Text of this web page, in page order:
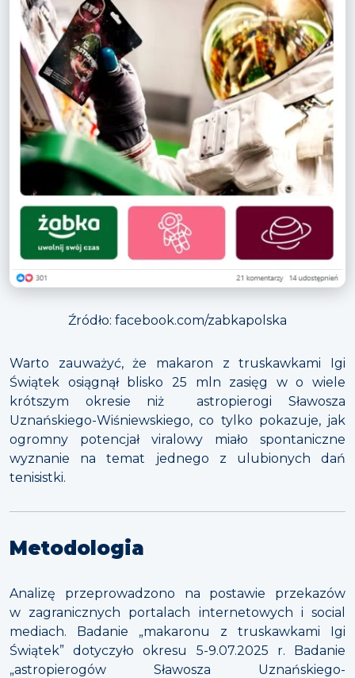
Źródło: facebook.com/zabkapolska
Warto zauważyć, że makaron z truskawkami Igi
Świątek osiągnął blisko 25 mln zasięg w o wiele
krótszym okresie niż astropierogi Sławosza
Uznańskiego-Wiśniewskiego, co tylko pokazuje, jak
ogromny potencjał viralowy miało spontaniczne
wyznanie na temat jednego z ulubionych dań
tenisistki.
Metodologia
Analizę przeprowadzono na postawie przekazów
w zagranicznych portalach internetowych i social
mediach. Badanie „makaronu z truskawkami Igi
Świątek” dotyczyło okresu 5-9.07.2025 r. Badanie
„astropierogów Sławosza Uznańskiego-